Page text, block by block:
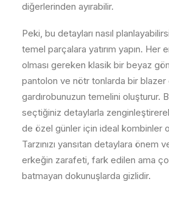
diğerlerinden ayırabilir.
Peki, bu detayları nasıl
temel parçalara yatırım yapın. Her
olması gereken klasik bir beyaz
pantolon ve nötr tonlarda bir blazer
gardırobunuzun temelini oluşturur.
seçtiğiniz detaylarla
de özel günler için ideal kombinler
Tarzınızı yansıtan detaylara önem
erkeğin zarafeti, fark edilen ama
batmayan dokunuşlarda gizlidir.